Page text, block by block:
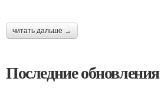
читать дальше →
Последние